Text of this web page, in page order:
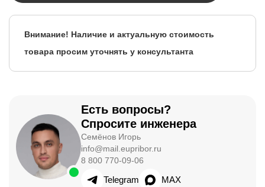
Внимание! Наличие и актуальную стоимость
товара просим уточнять у консультанта
Есть вопросы?
Спросите инженера
Семёнов Игорь
info@mail.eupribor.ru
8 800 770-09-06
Telegram MAX